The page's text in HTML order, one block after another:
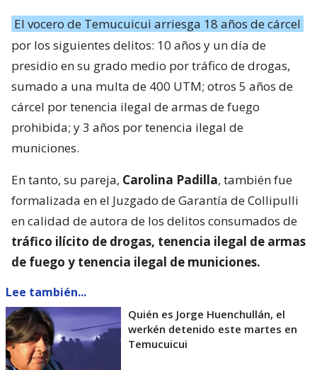
El vocero de Temucuicui arriesga 18 años de cárcel
por los siguientes delitos: 10 años y un día de
presidio en su grado medio por tráfico de drogas,
sumado a una multa de 400 UTM; otros 5 años de
cárcel por tenencia ilegal de armas de fuego
prohibida; y 3 años por tenencia ilegal de
municiones.
En tanto, su pareja, Carolina Padilla, también fue
formalizada en el Juzgado de Garantía de Collipulli
en calidad de autora de los delitos consumados de
tráfico ilícito de drogas, tenencia ilegal de armas
de fuego y tenencia ilegal de municiones.
Lee también...
Quién es Jorge Huenchullán, el
werkén detenido este martes en
Temucuicui